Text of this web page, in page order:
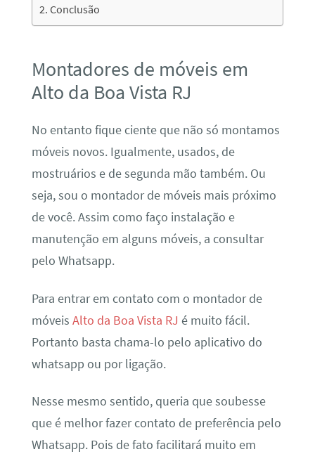
Conclusão
Montadores de móveis em
Alto da Boa Vista RJ
No entanto fique ciente que não só montamos
móveis novos. Igualmente, usados, de
mostruários e de segunda mão também. Ou
seja, sou o montador de móveis mais próximo
de você. Assim como faço instalação e
manutenção em alguns móveis, a consultar
pelo Whatsapp.
Para entrar em contato com o montador de
móveis Alto da Boa Vista RJ é muito fácil.
Portanto basta chama-lo pelo aplicativo do
whatsapp ou por ligação.
Nesse mesmo sentido, queria que soubesse
que é melhor fazer contato de preferência pelo
Whatsapp. Pois de fato facilitará muito em